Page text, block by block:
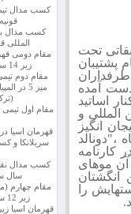
هفتم مسابقاتی تحت
پشتیبان
آمده
اساتید
المللی و
انگیز
کارنامه
تهاجمی داشت."بیرن" 25 ساله با آن موهای
انگشتان
را
کسب مدال
قونیه
کسب مدال
المللی
مقام دومی
زیر 14 سال - ایران 2013
مقام دوم
مقام اول تیمی
سال
مقام چهارم
زیر 12 سال برزیل 2011
قهرمان اسيا زير 12 سال فیلیپین 2011